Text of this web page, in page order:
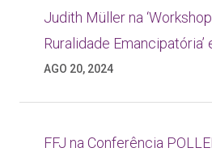
Judith Müller na
Ruralidade Emancipatória’
AGO 20, 2024
FFJ na Conferência